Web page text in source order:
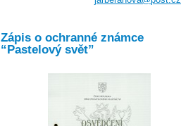
Zápis o ochranné známce
“Pastelový svět”